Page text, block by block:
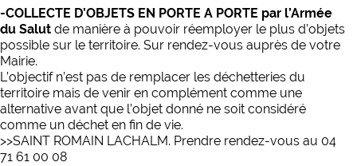
-COLLECTE D’OBJETS EN PORTE A PORTE par l’Armée
du Salut de manière à pouvoir réemployer le plus d’objets
possible sur le territoire. Sur rendez-vous auprès de votre
Mairie.
L’objectif n’est pas de remplacer les déchetteries du
territoire mais de venir en complément comme une
alternative avant que l’objet donné ne soit considéré
comme un déchet en fin de vie.
>>SAINT ROMAIN LACHALM. Prendre rendez-vous au 04
71 61 00 08